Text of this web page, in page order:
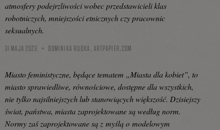
atmosfery podejrzliwości wobec przedstawicieli klas
robotniczych, mniejszości etnicznych czy pracownic
seksualnych.
31 MAJA 2023 DOMINIKA RUDKA, ARTPAPIER.COM
Miasto feministyczne, będące tematem „Miasta dla kobiet”, to
miasto sprawiedliwe, równościowe, dostępne dla wszystkich,
nie tylko najsilniejszych lub stanowiących większość. Dzisiejszy
świat, państwa, miasta zaprojektowane są według norm.
Normy zaś zaprojektowane są z myślą o modelowym